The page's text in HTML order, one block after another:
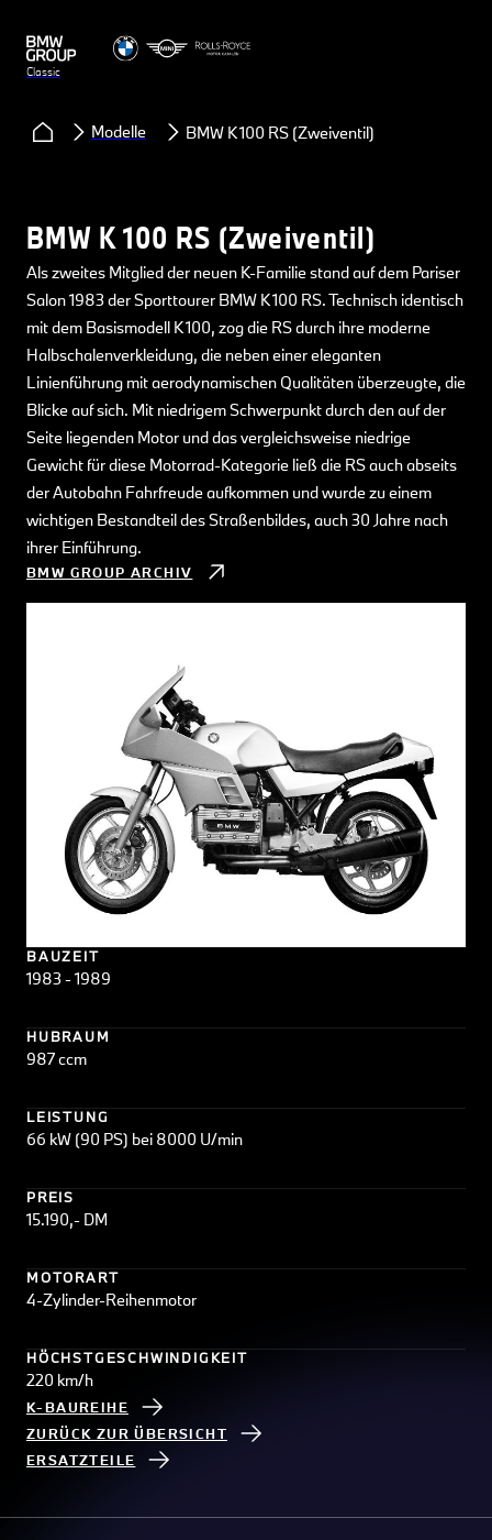
Classic
Modelle BMW K 100 RS (Zweiventil)
BMW K 100 RS (Zweiventil)
Als zweites Mitglied der neuen K-Familie stand auf dem Pariser
Salon 1983 der Sporttourer BMW K 100 RS. Technisch identisch
mit dem Basismodell K 100, zog die RS durch ihre moderne
Halbschalenverkleidung, die neben einer eleganten
Linienführung mit aerodynamischen Qualitäten überzeugte, die
Blicke auf sich. Mit niedrigem Schwerpunkt durch den auf der
Seite liegenden Motor und das vergleichsweise niedrige
Gewicht für diese Motorrad-Kategorie ließ die RS auch abseits
der Autobahn Fahrfreude aufkommen und wurde zu einem
wichtigen Bestandteil des Straßenbildes, auch 30 Jahre nach
ihrer Einführung.
BMW GROUP ARCHIV
BAUZEIT
1983 - 1989
HUBRAUM
987 ccm
LEISTUNG
66 kW (90 PS) bei 8000 U/min
PREIS
15.190,- DM
MOTORART
4-Zylinder-Reihenmotor
HÖCHSTGESCHWINDIGKEIT
220 km/h
K-BAUREIHE
ZURÜCK ZUR ÜBERSICHT
ERSATZTEILE